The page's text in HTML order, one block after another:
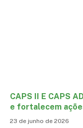
CAPS II E CAPS
e fortalecem
23 de junho de 2026